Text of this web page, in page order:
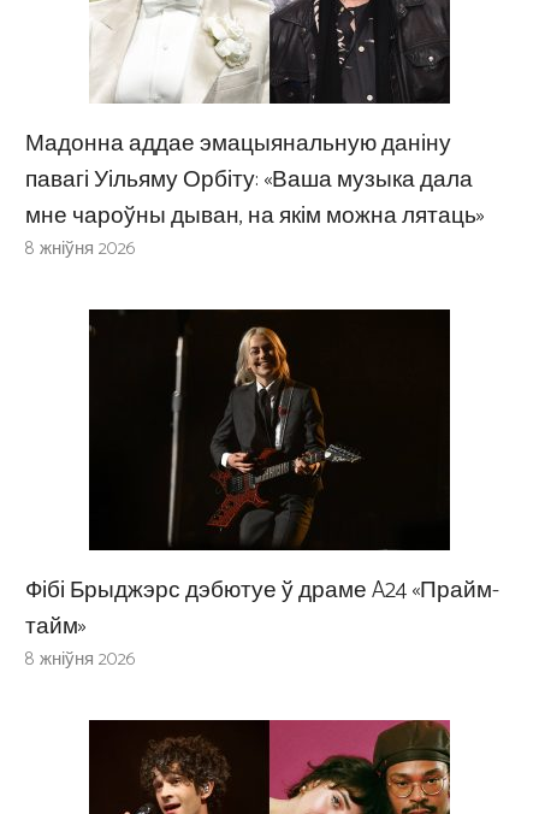
Мадонна аддае эмацыянальную даніну
павагі Уільяму Орбіту: «Ваша музыка дала
мне чароўны дыван, на якім можна лятаць»
8 жніўня 2026
Фібі Брыджэрс дэбютуе ў драме A24 «Прайм-
тайм»
8 жніўня 2026